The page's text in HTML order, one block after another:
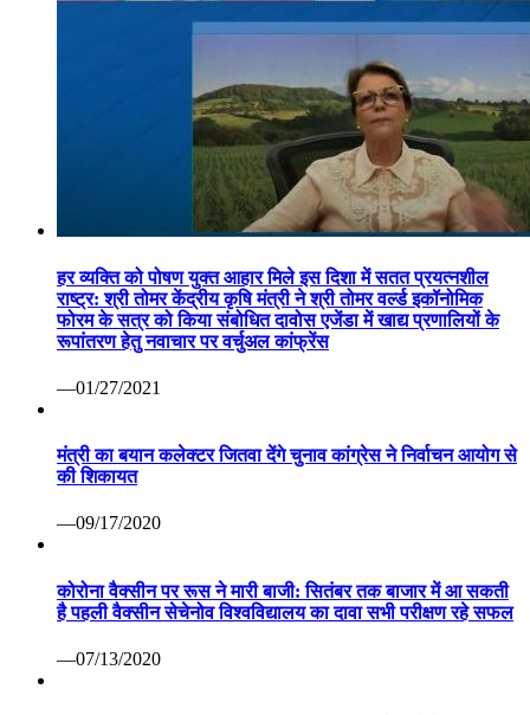
हर व्यक्ति को पोषण युक्त आहार मिले इस दिशा में सतत प्रयत्नशील
राष्ट्र: श्री तोमर केंद्रीय कृषि मंत्री ने श्री तोमर वर्ल्ड इकॉनोमिक
फोरम के सत्र को किया संबोधित दावोस एजेंडा में खाद्य प्रणालियों के
रूपांतरण हेतु नवाचार पर वर्चुअल कांफ्रेंस
—01/27/2021
मंत्री का बयान कलेक्टर जितवा देंगे चुनाव कांग्रेस ने निर्वाचन आयोग से
की शिकायत
—09/17/2020
कोरोना वैक्सीन पर रूस ने मारी बाजी: सितंबर तक बाजार में आ सकती
है पहली वैक्सीन सेचेनोव विश्वविद्यालय का दावा सभी परीक्षण रहे सफल
—07/13/2020